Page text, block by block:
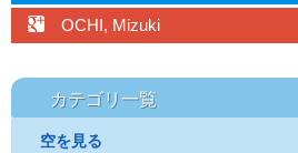
googleplus OCHI, Mizuki
カテゴリ一覧
空を見る